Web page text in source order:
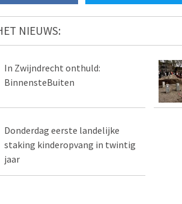
NIEUWS:
In Zwijndrecht onthuld:
BinnensteBuiten
Donderdag eerste landelijke
staking kinderopvang in twintig
jaar